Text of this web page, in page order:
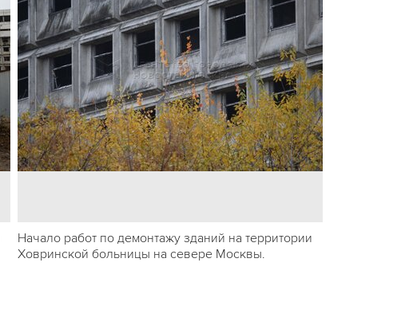
Начало работ по демонтажу зданий на территории
Ховринской больницы на севере Москвы.